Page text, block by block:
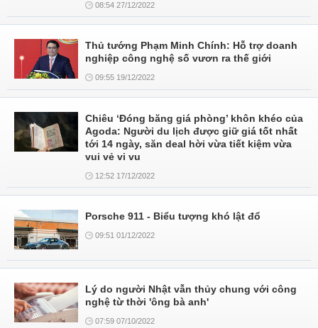
08:54 27/12/2022
Thủ tướng Phạm Minh Chính: Hỗ trợ doanh
nghiệp công nghệ số vươn ra thế giới
09:55 19/12/2022
Chiêu ‘Đóng băng giá phòng’ khôn khéo của
Agoda: Người du lịch được giữ giá tốt nhất
tới 14 ngày, săn deal hời vừa tiết kiệm vừa
vui vẻ vi vu
12:52 17/12/2022
Porsche 911 - Biểu tượng khó lật đổ
09:51 01/12/2022
Lý do người Nhật vẫn thủy chung với công
nghệ từ thời 'ông bà anh'
07:59 07/10/2022